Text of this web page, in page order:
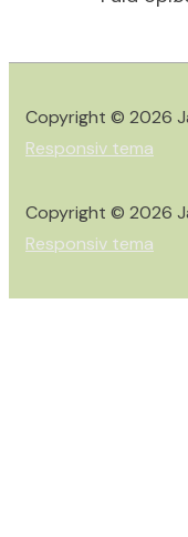
Copyright © 2026
Responsiv tema
Copyright © 2026
Responsiv tema